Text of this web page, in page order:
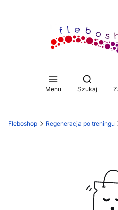
Menu
Otwórz
Szukaj
Fleboshop Regeneracja po treningu